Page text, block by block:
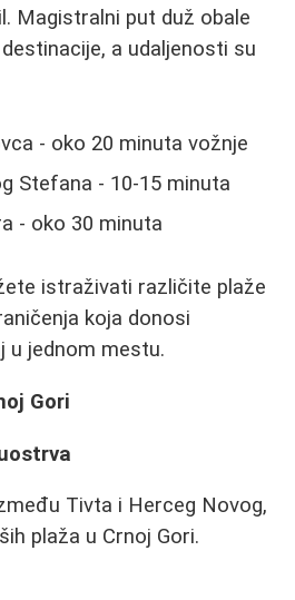
Magistralni put duž obale
a udaljenosti su
- oko 20 minuta vožnje
Stefana - 10-15 minuta
- oko 30 minuta
istraživati različite plaže
koja donosi
u jednom mestu.
Gori
Tivta i Herceg Novog,
plaža u Crnoj Gori.